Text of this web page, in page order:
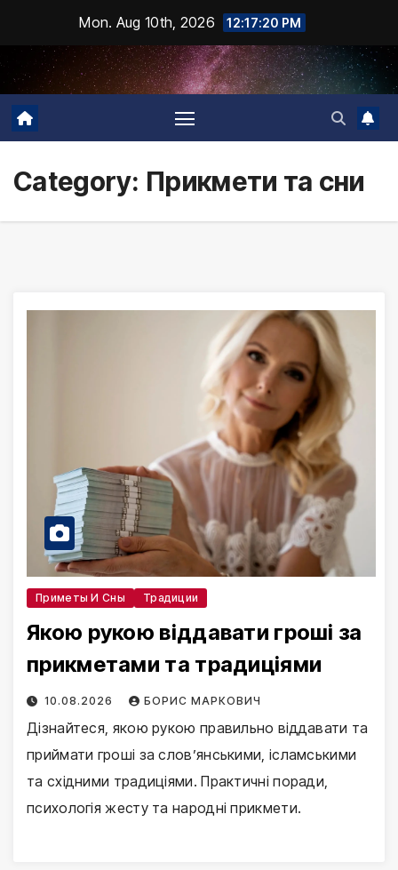
content
Mon. Aug 10th, 2026 12:17:21 PM
Category: Прикмети та сни
Приметы И Сны Традиции
Якою рукою віддавати гроші за
прикметами та традиціями
10.08.2026 БОРИС МАРКОВИЧ
Дізнайтеся, якою рукою правильно віддавати та
приймати гроші за слов’янськими, ісламськими
та східними традиціями. Практичні поради,
психологія жесту та народні прикмети.